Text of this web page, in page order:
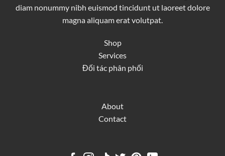
diam nonummy nibh euismod tincidunt ut laoreet dolore
magna aliquam erat volutpat.
Shop
Services
Đối tác phân phối
About
Contact